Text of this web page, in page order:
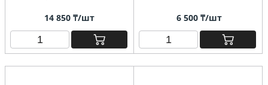
14 850 ₸/шт 6 500 ₸/шт